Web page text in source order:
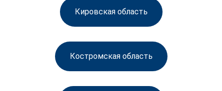
Кировская область
Костромская область